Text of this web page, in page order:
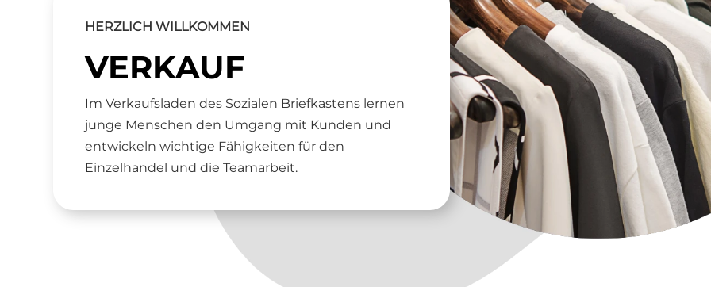
HERZLICH WILLKOMMEN
VERKAUF
Im Verkaufsladen des Sozialen Briefkastens lernen
junge Menschen den Umgang mit Kunden und
entwickeln wichtige Fähigkeiten für den
Einzelhandel und die Teamarbeit.